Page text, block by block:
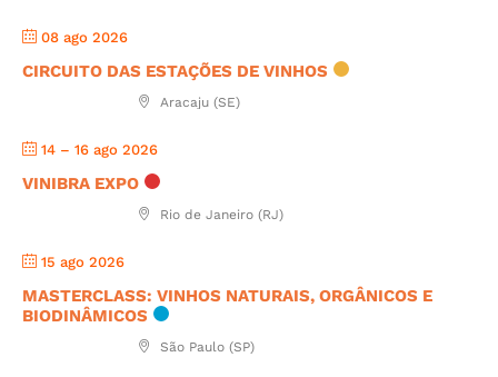
08 ago 2026
CIRCUITO DAS ESTAÇÕES DE VINHOS
Aracaju (SE)
14 – 16 ago 2026
VINIBRA EXPO
Rio de Janeiro (RJ)
15 ago 2026
MASTERCLASS: VINHOS NATURAIS, ORGÂNICOS E
BIODINÂMICOS
São Paulo (SP)